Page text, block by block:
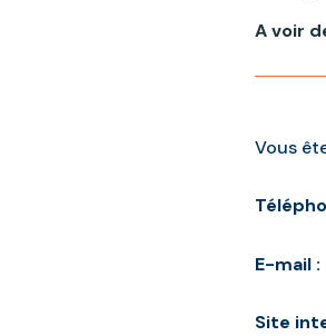
A voir
Vous
E-mail :
Site